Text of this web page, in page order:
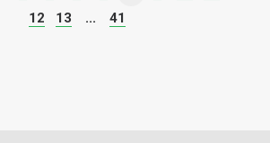
12
13 ... 41